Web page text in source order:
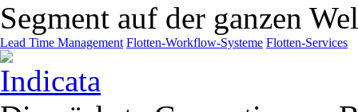
Segment auf der ganzen
Lead Time Management Flotten-Workflow-Systeme Flotten-Services